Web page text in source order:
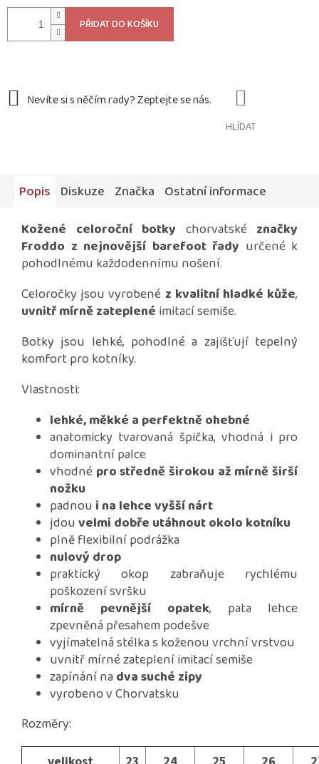
PŘIDAT DO KOŠÍKU
HLÍDAT
Popis Diskuze Značka Ostatní informace
Kožené celoroční botky chorvatské značky
Froddo z nejnovější barefoot řady určené k
pohodlnému každodennímu nošení.
Celoročky jsou vyrobené z kvalitní hladké kůže,
uvnitř mírně zateplené imitací semiše.
Botky jsou lehké, pohodlné a zajišťují tepelný
komfort pro kotníky.
Vlastnosti:
lehké, měkké a perfektně ohebné
anatomicky tvarovaná špička, vhodná i pro
dominantní palce
vhodné pro středně širokou až mírně širší
nožku
padnou i na lehce vyšší nárt
jdouvelmi dobře utáhnout okolo kotníku
plně flexibilní podrážka
nulový drop
praktický okop zabraňuje rychlému
poškození svršku
mírně pevnější opatek, pata lehce
zpevněná přesahem podešve
vyjímatelná stélka s koženou vrchní vrstvou
uvnitř mírné zateplení imitací semiše
zapínání nadva suché zipy
vyrobeno v Chorvatsku
Rozměry: